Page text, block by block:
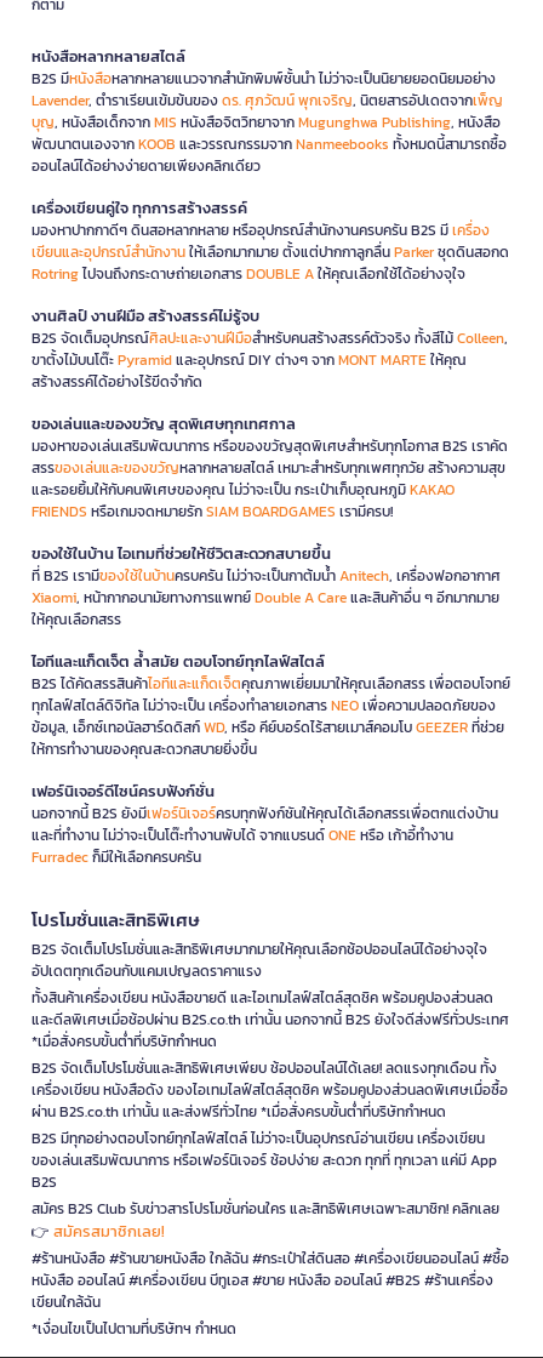
ก็ตาม
หนังสือหลากหลายสไตล์
B2S มีหนังสือหลากหลายแนวจากสำนักพิมพ์ชั้นนำ ไม่ว่าจะเป็นนิยายยอดนิยมอย่าง
Lavender, ตำราเรียนเข้มข้นของดร. ศุภวัฒน์ พุกเจริญ, นิตยสารอัปเดตจากเพ็ญ
บุญ, หนังสือเด็กจากMIS หนังสือจิตวิทยาจากMugunghwa Publishing, หนังสือ
พัฒนาตนเองจากKOOB และวรรณกรรมจากNanmeebooks ทั้งหมดนี้สามารถซื้อ
ออนไลน์ได้อย่างง่ายดายเพียงคลิกเดียว
เครื่องเขียนคู่ใจ ทุกการสร้างสรรค์
มองหาปากกาดีๆ ดินสอหลากหลาย หรืออุปกรณ์สำนักงานครบครัน B2S มีเครื่อง
เขียนและอุปกรณ์สำนักงานให้เลือกมากมาย ตั้งแต่ปากกาลูกลื่นParkerชุดดินสอกด
Rotringไปจนถึงกระดาษถ่ายเอกสารDOUBLE Aให้คุณเลือกใช้ได้อย่างจุใจ
งานศิลป์ งานฝีมือ สร้างสรรค์ไม่รู้จบ
B2S จัดเต็มอุปกรณ์ศิลปะและงานฝีมือสำหรับคนสร้างสรรค์ตัวจริง ทั้งสีไม้Colleen,
ขาตั้งไม้บนโต๊ะPyramidและอุปกรณ์ DIY ต่างๆ จากMONT MARTEให้คุณ
สร้างสรรค์ได้อย่างไร้ขีดจำกัด
ของเล่นและของขวัญ สุดพิเศษทุกเทศกาล
มองหาของเล่นเสริมพัฒนาการ หรือของขวัญสุดพิเศษสำหรับทุกโอกาส B2S เราคัด
สรรของเล่นและของขวัญหลากหลายสไตล์ เหมาะสำหรับทุกเพศทุกวัย สร้างความสุข
และรอยยิ้มให้กับคนพิเศษของคุณ ไม่ว่าจะเป็น กระเป๋าเก็บอุณหภูมิKAKAO
FRIENDS หรือเกมจดหมายรักSIAM BOARDGAMES เรามีครบ!
ของใช้ในบ้าน ไอเทมที่ช่วยให้ชีวิตสะดวกสบายขึ้น
ที่ B2S เรามีของใช้ในบ้านครบครัน ไม่ว่าจะเป็นกาต้มน้ำAnitech, เครื่องฟอกอากาศ
Xiaomi, หน้ากากอนามัยทางการแพทย์Double A Careและสินค้าอื่น ๆ อีกมากมาย
ให้คุณเลือกสรร
ไอทีและแก็ดเจ็ต ล้ำสมัย ตอบโจทย์ทุกไลฟ์สไตล์
B2S ได้คัดสรรสินค้าไอทีและแก็ดเจ็ตคุณภาพเยี่ยมมาให้คุณเลือกสรร เพื่อตอบโจทย์
ทุกไลฟ์สไตล์ดิจิทัล ไม่ว่าจะเป็น เครื่องทำลายเอกสารNEOเพื่อความปลอดภัยของ
ข้อมูล, เอ็กซ์เทอนัลฮาร์ดดิสก์WD, หรือ คีย์บอร์ดไร้สายเมาส์คอมโบGEEZERที่ช่วย
ให้การทำงานของคุณสะดวกสบายยิ่งขึ้น
เฟอร์นิเจอร์ดีไซน์ครบฟังก์ชั่น
นอกจากนี้ B2S ยังมีเฟอร์นิเจอร์ครบทุกฟังก์ชันให้คุณได้เลือกสรรเพื่อตกแต่งบ้าน
และที่ทำงาน ไม่ว่าจะเป็นโต๊ะทำงานพับได้ จากแบรนด์ONEหรือ เก้าอี้ทำงาน
Furradecก็มีให้เลือกครบครัน
โปรโมชั่นและสิทธิพิเศษ
B2S จัดเต็มโปรโมชั่นและสิทธิพิเศษมากมายให้คุณเลือกช้อปออนไลน์ได้อย่างจุใจ
อัปเดตทุกเดือนกับแคมเปญลดราคาแรง
ทั้งสินค้าเครื่องเขียน หนังสือขายดี และไอเทมไลฟ์สไตล์สุดชิค พร้อมคูปองส่วนลด
และดีลพิเศษเมื่อช้อปผ่าน B2S.co.th เท่านั้น นอกจากนี้ B2S ยังใจดีส่งฟรีทั่วประเทศ
*เมื่อสั่งครบขั้นต่ำที่บริษัทกำหนด
B2S จัดเต็มโปรโมชั่นและสิทธิพิเศษเพียบ ช้อปออนไลน์ได้เลย! ลดแรงทุกเดือน ทั้ง
เครื่องเขียน หนังสือดัง ของไอเทมไลฟ์สไตล์สุดชิค พร้อมคูปองส่วนลดพิเศษเมื่อซื้อ
ผ่าน B2S.co.th เท่านั้น และส่งฟรีทั่วไทย *เมื่อสั่งครบขั้นต่ำที่บริษัทกำหนด
B2S มีทุกอย่างตอบโจทย์ทุกไลฟ์สไตล์ ไม่ว่าจะเป็นอุปกรณ์อ่านเขียน เครื่องเขียน
ของเล่นเสริมพัฒนาการ หรือเฟอร์นิเจอร์ ช้อปง่าย สะดวก ทุกที่ ทุกเวลา แค่มี App
B2S
สมัคร B2S Club รับข่าวสารโปรโมชั่นก่อนใคร และสิทธิพิเศษเฉพาะสมาชิก! คลิกเลย
👉 สมัครสมาชิกเลย!
#ร้านหนังสือ #ร้านขายหนังสือ ใกล้ฉัน #กระเป๋าใส่ดินสอ #เครื่องเขียนออนไลน์ #ซื้อ
หนังสือ ออนไลน์ #เครื่องเขียน บีทูเอส #ขาย หนังสือ ออนไลน์ #B2S #ร้านเครื่อง
เขียนใกล้ฉัน
*เงื่อนไขเป็นไปตามที่บริษัทฯ กำหนด